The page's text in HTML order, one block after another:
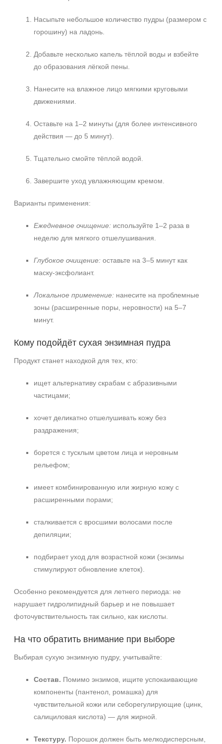
Насыпьте небольшое количество пудры (размером с
горошину) на ладонь.
Добавьте несколько капель тёплой воды и взбейте
до образования лёгкой пены.
Нанесите на влажное лицо мягкими круговыми
движениями.
Оставьте на 1–2 минуты (для более интенсивного
действия — до 5 минут).
Тщательно смойте тёплой водой.
Завершите уход увлажняющим кремом.
Варианты применения:
Ежедневное очищение: используйте 1–2 раза в
неделю для мягкого отшелушивания.
Глубокое очищение: оставьте на 3–5 минут как
маску-эксфолиант.
Локальное применение: нанесите на проблемные
зоны (расширенные поры, неровности) на 5–7
минут.
Кому подойдёт сухая энзимная пудра
Продукт станет находкой для тех, кто:
ищет альтернативу скрабам с абразивными
частицами;
хочет деликатно отшелушивать кожу без
раздражения;
борется с тусклым цветом лица и неровным
рельефом;
имеет комбинированную или жирную кожу с
расширенными порами;
сталкивается с вросшими волосами после
депиляции;
подбирает уход для возрастной кожи (энзимы
стимулируют обновление клеток).
Особенно рекомендуется для летнего периода: не
нарушает гидролипидный барьер и не повышает
фоточувствительность так сильно, как кислоты.
На что обратить внимание при выборе
Выбирая сухую энзимную пудру, учитывайте:
Состав. Помимо энзимов, ищите успокаивающие
компоненты (пантенол, ромашка) для
чувствительной кожи или себорегулирующие (цинк,
салициловая кислота) — для жирной.
Текстуру. Порошок должен быть мелкодисперсным,